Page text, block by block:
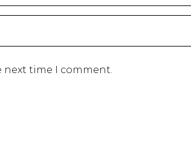
next time I comment.